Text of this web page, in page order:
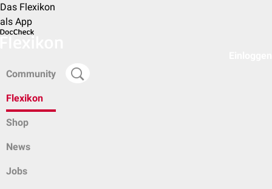
Das Flexikon
als App
Community
Flexikon
Shop
News
Jobs